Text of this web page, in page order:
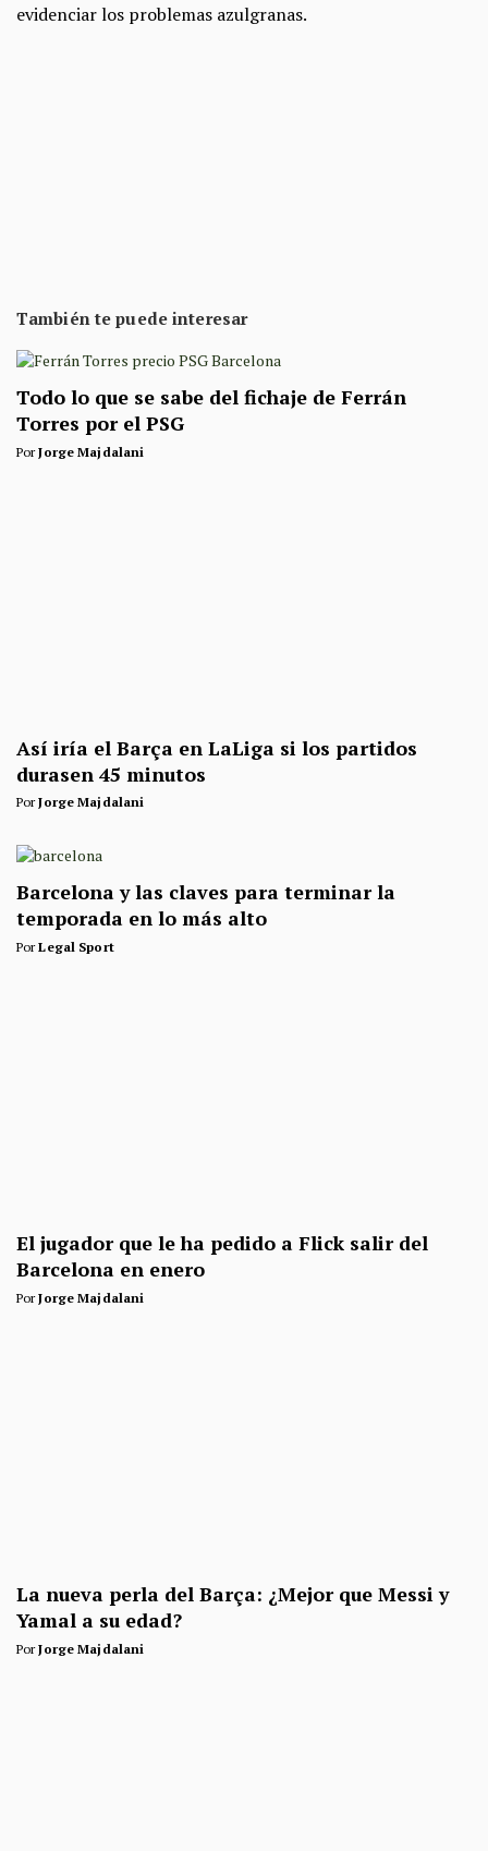
evidenciar los problemas azulgranas.
También te puede interesar
Todo lo que se sabe del fichaje de Ferrán
Torres por el PSG
PorJorge Majdalani
Así iría el Barça en LaLiga si los partidos
durasen 45 minutos
PorJorge Majdalani
Barcelona y las claves para terminar la
temporada en lo más alto
PorLegal Sport
El jugador que le ha pedido a Flick salir del
Barcelona en enero
PorJorge Majdalani
La nueva perla del Barça: ¿Mejor que Messi y
Yamal a su edad?
PorJorge Majdalani